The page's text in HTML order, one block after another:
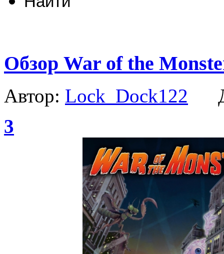
Обзор War of the
Автор: Lock_Dock122
3